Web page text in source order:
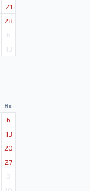
21
28
6
13
Вс
6
13
20
27
3